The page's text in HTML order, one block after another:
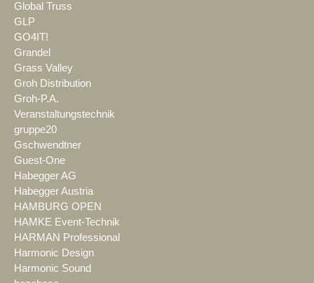
Global Truss
GLP
GO4IT!
Grandel
Grass Valley
Groh Distribution
Groh-P.A.
Veranstaltungstechnik
gruppe20
Gschwendtner
Guest-One
Habegger AG
Habegger Austria
HAMBURG OPEN
HAMKE Event-Technik
HARMAN Professional
Harmonic Design
Harmonic Sound